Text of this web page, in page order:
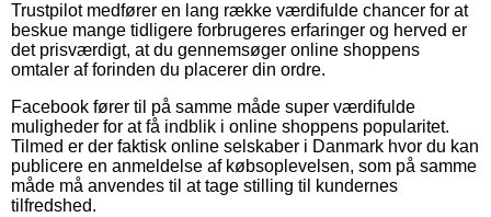
Trustpilot medfører en lang række værdifulde chancer for at
beskue mange tidligere forbrugeres erfaringer og herved er
det prisværdigt, at du gennemsøger online shoppens
omtaler af forinden du placerer din ordre.
Facebook fører til på samme måde super værdifulde
muligheder for at få indblik i online shoppens popularitet.
Tilmed er der faktisk online selskaber i Danmark hvor du kan
publicere en anmeldelse af købsoplevelsen, som på samme
måde må anvendes til at tage stilling til kundernes
tilfredshed.